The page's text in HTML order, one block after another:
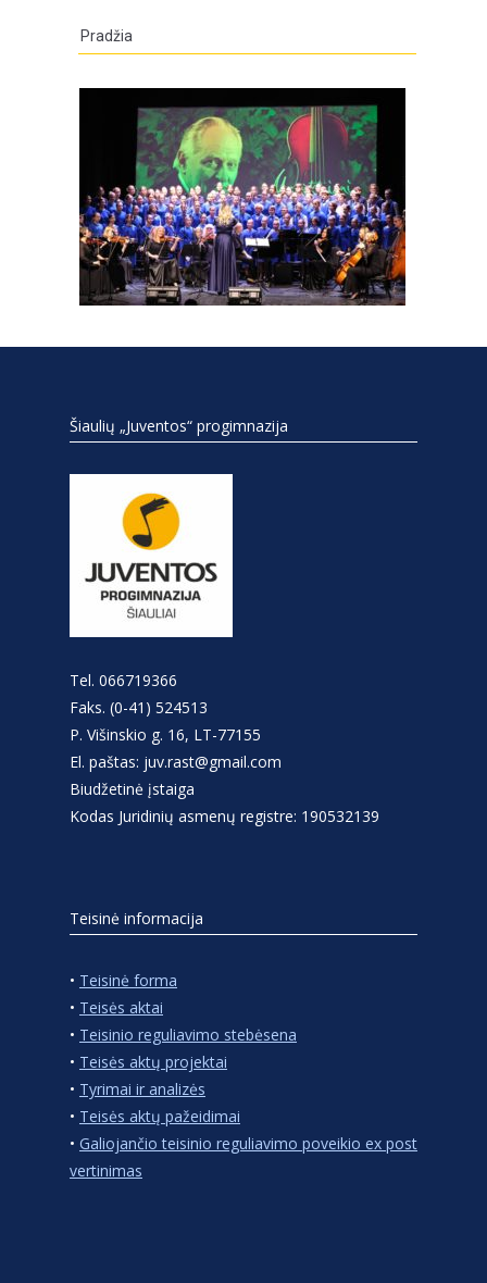
Pradžia
Šiaulių „Juventos“ progimnazija
Tel. 066719366
Faks. (0-41) 524513
P. Višinskio g. 16, LT-77155
El. paštas: juv.rast@gmail.com
Biudžetinė įstaiga
Kodas Juridinių asmenų registre: 190532139
Teisinė informacija
• Teisinė forma
• Teisės aktai
• Teisinio reguliavimo stebėsena
• Teisės aktų projektai
• Tyrimai ir analizės
• Teisės aktų pažeidimai
• Galiojančio teisinio reguliavimo poveikio ex post
vertinimas